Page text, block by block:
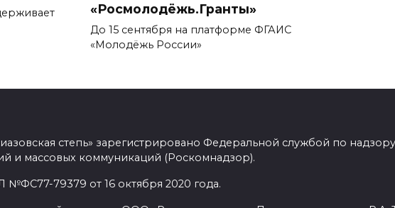
«Росмолодёжь.Гранты»
До 15 сентября на платформе ФГАИС
«Молодёжь России»
степь» зарегистрировано Федеральной службой по
и массовых коммуникаций (Роскомнадзор).
79379 от 16 октября 2020 года.